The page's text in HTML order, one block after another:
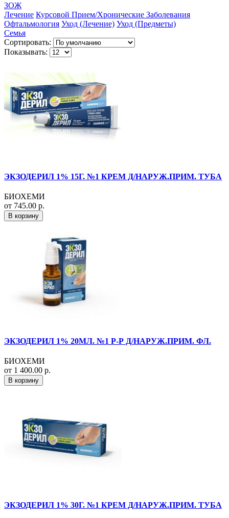
ЗОЖ
Лечение Курсовой Прием/Хронические Заболевания
Офтальмология Уход (Лечение) Уход (Предметы)
Семья
Сортировать:
Показывать:
ЭКЗОДЕРИЛ 1% 15Г. №1 КРЕМ Д/НАРУЖ.ПРИМ. ТУБА
БИОХЕМИ
от 745.00 р.
В корзину
ЭКЗОДЕРИЛ 1% 20МЛ. №1 Р-Р Д/НАРУЖ.ПРИМ. ФЛ.
БИОХЕМИ
от 1 400.00 р.
В корзину
ЭКЗОДЕРИЛ 1% 30Г. №1 КРЕМ Д/НАРУЖ.ПРИМ. ТУБА